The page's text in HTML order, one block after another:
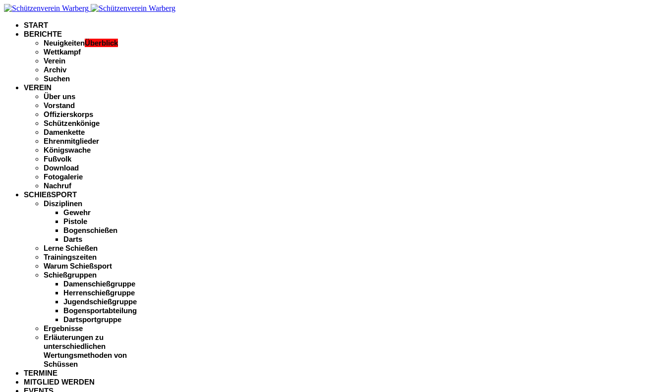
START
BERICHTE
NeuigkeitenÜberblick
Wettkampf
Verein
Archiv
Suchen
VEREIN
Über uns
Vorstand
Offizierskorps
Schützenkönige
Damenkette
Ehrenmitglieder
Königswache
Fußvolk
Download
Fotogalerie
Nachruf
SCHIEßSPORT
Disziplinen
Gewehr
Pistole
Bogenschießen
Darts
Lerne Schießen
Trainingszeiten
Warum Schießsport
Schießgruppen
Damenschießgruppe
Herrenschießgruppe
Jugendschießgruppe
Bogensportabteilung
Dartsportgruppe
Ergebnisse
Erläuterungen zu
unterschiedlichen
Wertungsmethoden von
Schüssen
TERMINE
MITGLIED WERDEN